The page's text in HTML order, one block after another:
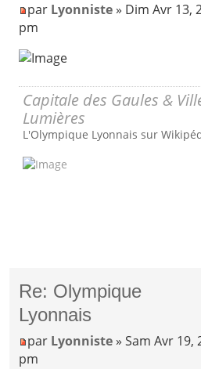
par Lyonniste» Dim Avr 13,
pm
Capitale des Gaules &
Lumières
L'Olympique Lyonnais sur
Re: Olympique
Lyonnais
par Lyonniste » Sam Avr 19,
pm